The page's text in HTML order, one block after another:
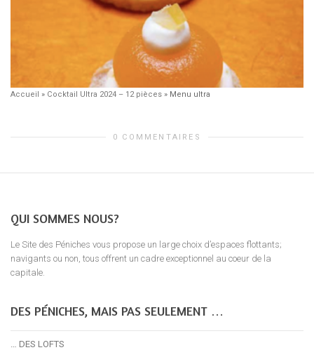
Accueil » Cocktail Ultra 2024 – 12 pièces » Menu ultra
0 COMMENTAIRES
QUI SOMMES NOUS?
Le Site des Péniches vous propose un large choix d’espaces flottants;
navigants ou non, tous offrent un cadre exceptionnel au coeur de la
capitale.
DES PÉNICHES, MAIS PAS SEULEMENT …
… DES LOFTS